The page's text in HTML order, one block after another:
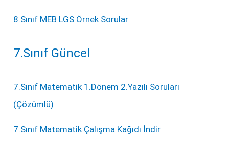
8.Sınıf MEB LGS Örnek Sorular
7.Sınıf Güncel
7.Sınıf Matematik 1.Dönem 2.Yazılı Soruları
(Çözümlü)
7.Sınıf Matematik Çalışma Kağıdı İndir